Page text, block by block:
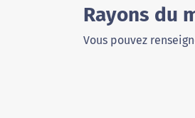
Rayons du
Vous pouvez